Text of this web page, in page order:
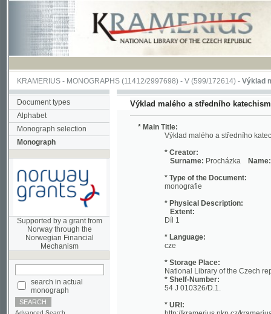
KRAMERIUS-MONOGRAPHS(11412/2997698) -V (599/172614)-Výklad malého
Document types
Alphabet
Monograph selection
Monograph
Supported by a grant from
Norwegian Financial
Mechanism
monograph
Advanced Search
Výklad malého a středního katechismu
* Main Title:
Výklad malého a středního katechismu
* Creator:
* Type of the Document:
* Physical Description:
* Language:
* Storage Place:
National Library of the Czech republic
54 J 010326/D.1.
* URI:
http://kramerius.nkp.cz/kramerius/